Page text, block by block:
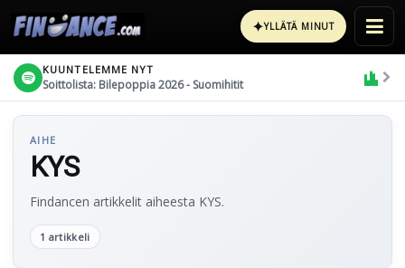
✦YLLÄTÄ MINUT
KUUNTELEMME NYT
Soittolista: Bilepoppia 2026 - Suomihitit
AIHE
KYS
Findancen artikkelit aiheesta KYS.
1 artikkeli